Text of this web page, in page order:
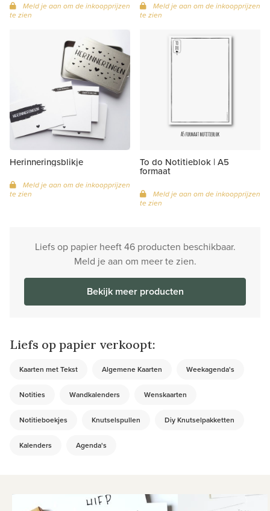
Meld je aan om de inkoopprijzen
te zien
Meld je aan om de inkoopprijzen
te zien
Herinneringsblikje
Meld je aan om de inkoopprijzen
te zien
To do Notitieblok | A5
formaat
Meld je aan om de inkoopprijzen
te zien
Liefs op papier heeft 46 producten beschikbaar.
Meld je aan om meer te zien.
Bekijk meer producten
Liefs op papier verkoopt:
Kaarten met Tekst Algemene Kaarten Weekagenda's
Notities Wandkalenders Wenskaarten
Notitieboekjes Knutselspullen Diy Knutselpakketten
Kalenders Agenda's